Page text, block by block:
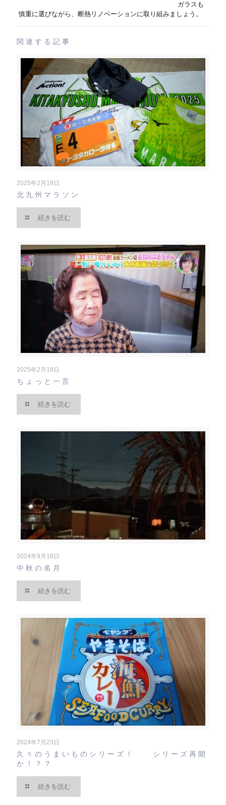
ガラスも
慎重に選びながら、断熱リノベーションに取り組みましょう。
関連する記事
2025年2月18日
北九州マラソン
続きを読む
2025年2月18日
ちょっと一言
続きを読む
2024年9月18日
中秋の名月
続きを読む
2024年7月23日
久々のうまいものシリーズ！ シリーズ再開
か！？？
続きを読む